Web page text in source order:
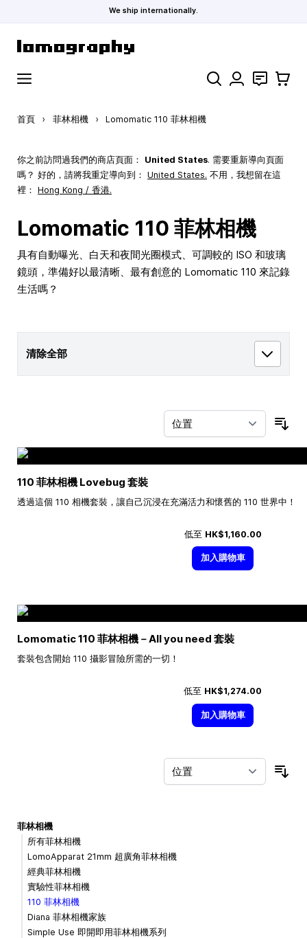
We ship internationally.
搜索 聯絡 購物車
首頁 › 菲林相機 › Lomomatic 110 菲林相機
你之前訪問過我們的商店頁面： United States. 需要重新導向頁面
嗎？ 好的，請將我重定導向到： United States. 不用，我想留在這
裡： Hong Kong / 香港.
Lomomatic 110 菲林相機
具有自動曝光、白天和夜間光圈模式、可調較的 ISO 和玻璃
鏡頭，準備好以最清晰、最有創意的 Lomomatic 110 來記錄
生活嗎？
清除全部
110 菲林相機 Lovebug 套裝
透過這個 110 相機套裝，讓自己沉浸在充滿活力和懷舊的 110 世界中！
低至 HK$1,160.00
加入購物車
Lomomatic 110 菲林相機－All you need 套裝
套裝包含開始 110 攝影冒險所需的一切！
低至 HK$1,274.00
加入購物車
菲林相機
所有菲林相機
LomoApparat 21mm 超廣角菲林相機
經典菲林相機
實驗性菲林相機
110 菲林相機
Diana 菲林相機家族
Simple Use 即開即用菲林相機系列